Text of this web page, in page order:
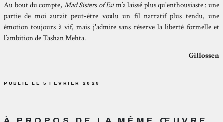
Au bout du compte, Mad Sisters of Esim’a laissé plus qu'enthousiaste : une
partie de moi aurait peut-être voulu un fil narratif plus tendu, une
émotion toujours à vif, mais j'admire sans réserve la liberté formelle et
l’ambition de Tashan Mehta.
Gillossen
PUBLIÉ LE 5 FÉVRIER 2026
À PROPOS DE LA MÊME ŒUVRE